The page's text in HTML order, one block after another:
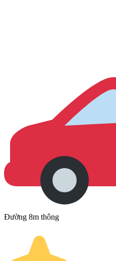
Đường 8m thông